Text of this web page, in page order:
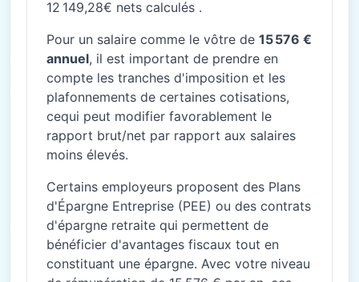
12 149,28€ nets calculés .
Pour un salaire comme le vôtre de 15 576 €
annuel, il est important de prendre en
compte les tranches d'imposition et les
plafonnements de certaines cotisations,
cequi peut modifier favorablement le
rapport brut/net par rapport aux salaires
moins élevés.
Certains employeurs proposent des Plans
d'Épargne Entreprise (PEE) ou des contrats
d'épargne retraite qui permettent de
bénéficier d'avantages fiscaux tout en
constituant une épargne. Avec votre niveau